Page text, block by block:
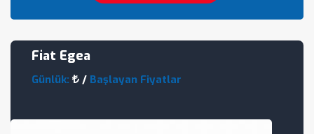
Fiat Egea
Günlük: / Başlayan Fiyatlar